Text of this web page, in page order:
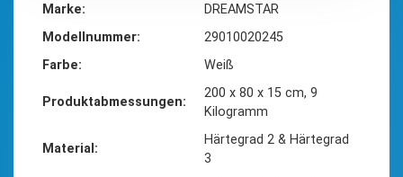
Marke
‎DREAMSTAR
Modellnummer
‎29010020245
Farbe
‎Weiß
Produktabmessungen
‎200 x 80 x 15 cm, 9
Kilogramm
Material
‎Härtegrad 2 & Härtegrad
3